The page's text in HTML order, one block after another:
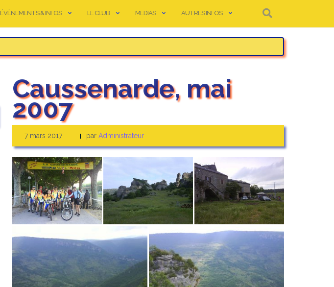
ÉVÈNEMENTS & INFOS LE CLUB MEDIAS AUTRES INFOS
Caussenarde, mai
2007
7 mars 2017 par Administrateur